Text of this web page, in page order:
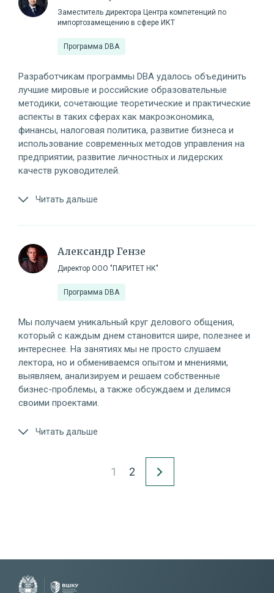
Заместитель директора Центра компетенций по
импортозамещению в сфере ИКТ
Программа DBA
Разработчикам программы DBA удалось объединить
лучшие мировые и российские образовательные
методики, сочетающие теоретические и практические
аспекты в таких сферах как макроэкономика,
финансы, налоговая политика, развитие бизнеса и
использование современных методов управления на
предприятии, развитие личностных и лидерских
качеств руководителей.
Читать дальше
Александр Гензе
Директор ООО "ПАРИТЕТ НК"
Программа DBA
Мы получаем уникальный круг делового общения,
который с каждым днем становится шире, полезнее и
интереснее. На занятиях мы не просто слушаем
лектора, но и обмениваемся опытом и мнениями,
выявляем, анализируем и решаем собственные
бизнес-проблемы, а также обсуждаем и делимся
своими проектами.
Читать дальше
1 2